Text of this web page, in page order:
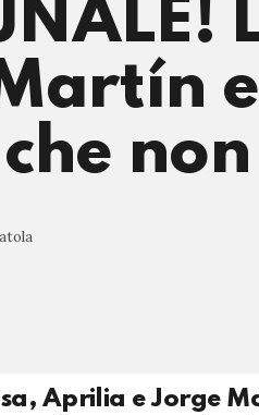
Aprilia e Jorge